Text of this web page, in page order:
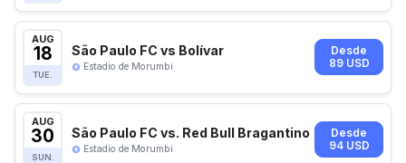
AUG
18
TUE.
São Paulo FC vs Bolívar
Estadio de Morumbi
Desde
89 USD
AUG
30
SUN.
São Paulo FC vs. Red Bull Bragantino
Estadio de Morumbi
Desde
94 USD